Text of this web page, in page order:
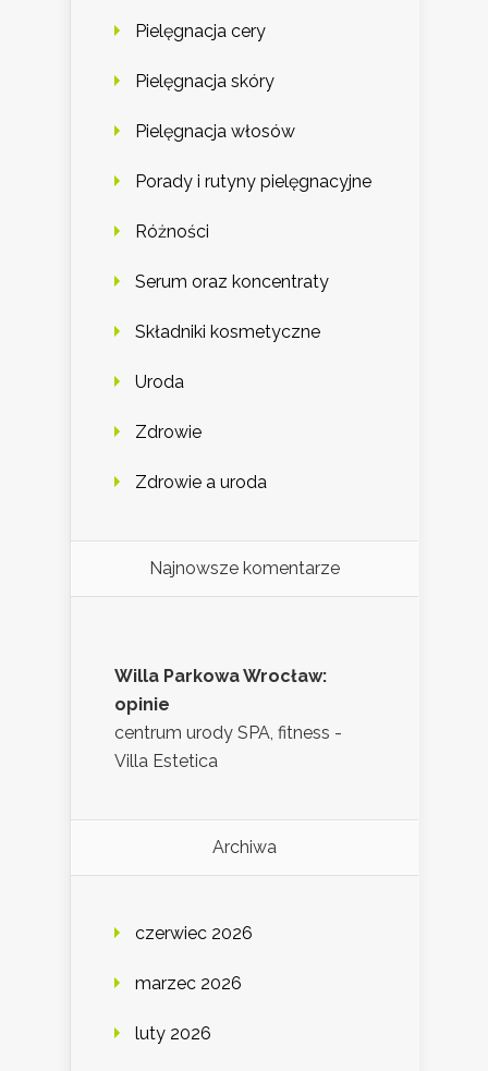
Pielęgnacja cery
Pielęgnacja skóry
Pielęgnacja włosów
Porady i rutyny pielęgnacyjne
Różności
Serum oraz koncentraty
Składniki kosmetyczne
Uroda
Zdrowie
Zdrowie a uroda
Najnowsze komentarze
Willa Parkowa Wrocław:
opinie
centrum urody SPA, fitness -
Villa Estetica
Archiwa
czerwiec 2026
marzec 2026
luty 2026